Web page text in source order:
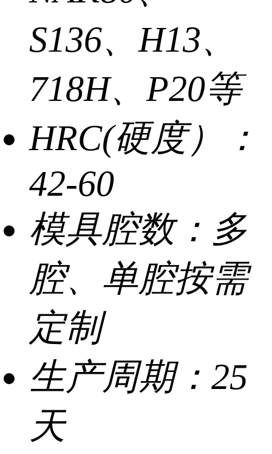
S136、H13、
718H、P20等
HRC(硬度）：
42-60
模具腔数： 多
腔、单腔按需
定制
生产周期： 25
天